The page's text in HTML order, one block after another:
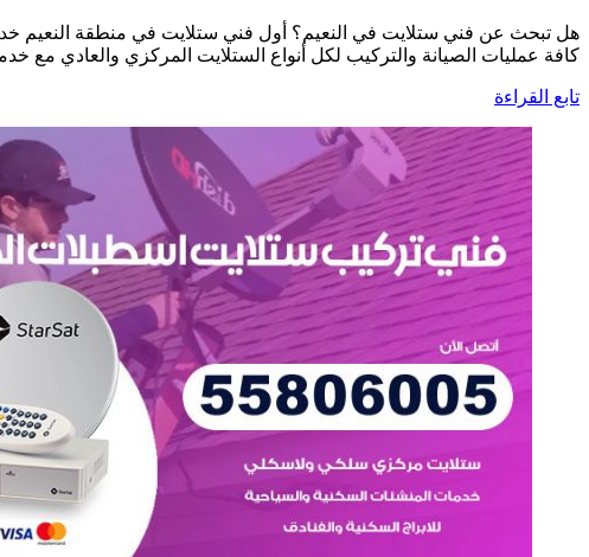
هل تبحث عن فني ستلايت في النعيم؟ أول فني ستلايت في منطقة النعيم
كافة عمليات الصيانة والتركيب لكل أنواع الستلايت المركزي والعادي مع
تابع القراءة